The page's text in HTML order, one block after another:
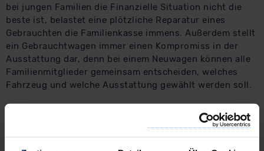
bei jungen Familien die Finanzielle Situation nicht die
beste ist, belastet eine plötzliche Reparatur eines
Gebrauchten die Familienkasse immens. Außerdem stellt
ein Gebrauchtwagen immer einen Kompromiss in der
Ausstattung dar, denn bei einem Neuwagen können alle
Familienmitglieder gemeinsam entscheiden, welches
Fahrzeug und welche Ausstattung gewählt werden soll.
Die Frage, ob der Opel Zafira Tourer ein
Familienfahrzeug ist, kann eindeutig mit einem "Ja"